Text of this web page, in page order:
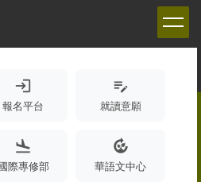
login
報名平台
edit_note
就讀意願
flight_land
國際專修部
compost
華語文中心